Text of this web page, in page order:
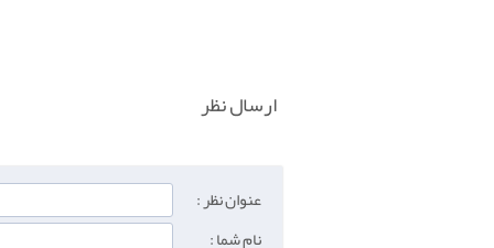
ارسال نظر
عنوان نظر :
نام شما :